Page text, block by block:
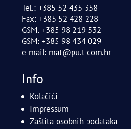
Tel.: +385 52 435 358
Fax: +385 52 428 228
GSM: +385 98 219 532
GSM: +385 98 434 029
e-mail: mat@pu.t-com.hr
Info
Kolačići
Impressum
Zaštita osobnih podataka